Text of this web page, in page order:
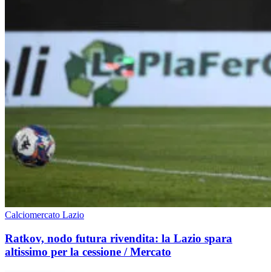
Calciomercato Lazio
Ratkov, nodo futura rivendita: la Lazio spara
altissimo per la cessione / Mercato